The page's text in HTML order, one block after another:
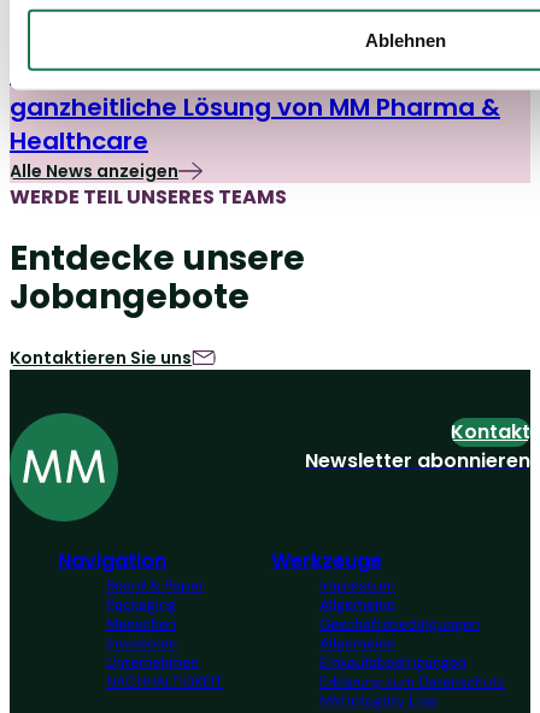
Ablehnen
Packaging
04/12/25
Kindersichere Faltschachteln: Die
ganzheitliche Lösung von MM Pharma &
Healthcare
Alle News anzeigen
WERDE TEIL UNSERES TEAMS
Entdecke unsere
Jobangebote
Kontaktieren Sie uns
Navigation
Board & Paper
Packaging
Menschen
Investoren
Unternehmen
NACHHALTIGKEIT
Werkzeuge
Impressum
Allgemeine
Geschäftsbedingungen
Allgemeine
Einkaufsbedingungen
Erklärung zum Datenschutz
MM Integrity Line
Kontakt
Newsletter abonnieren